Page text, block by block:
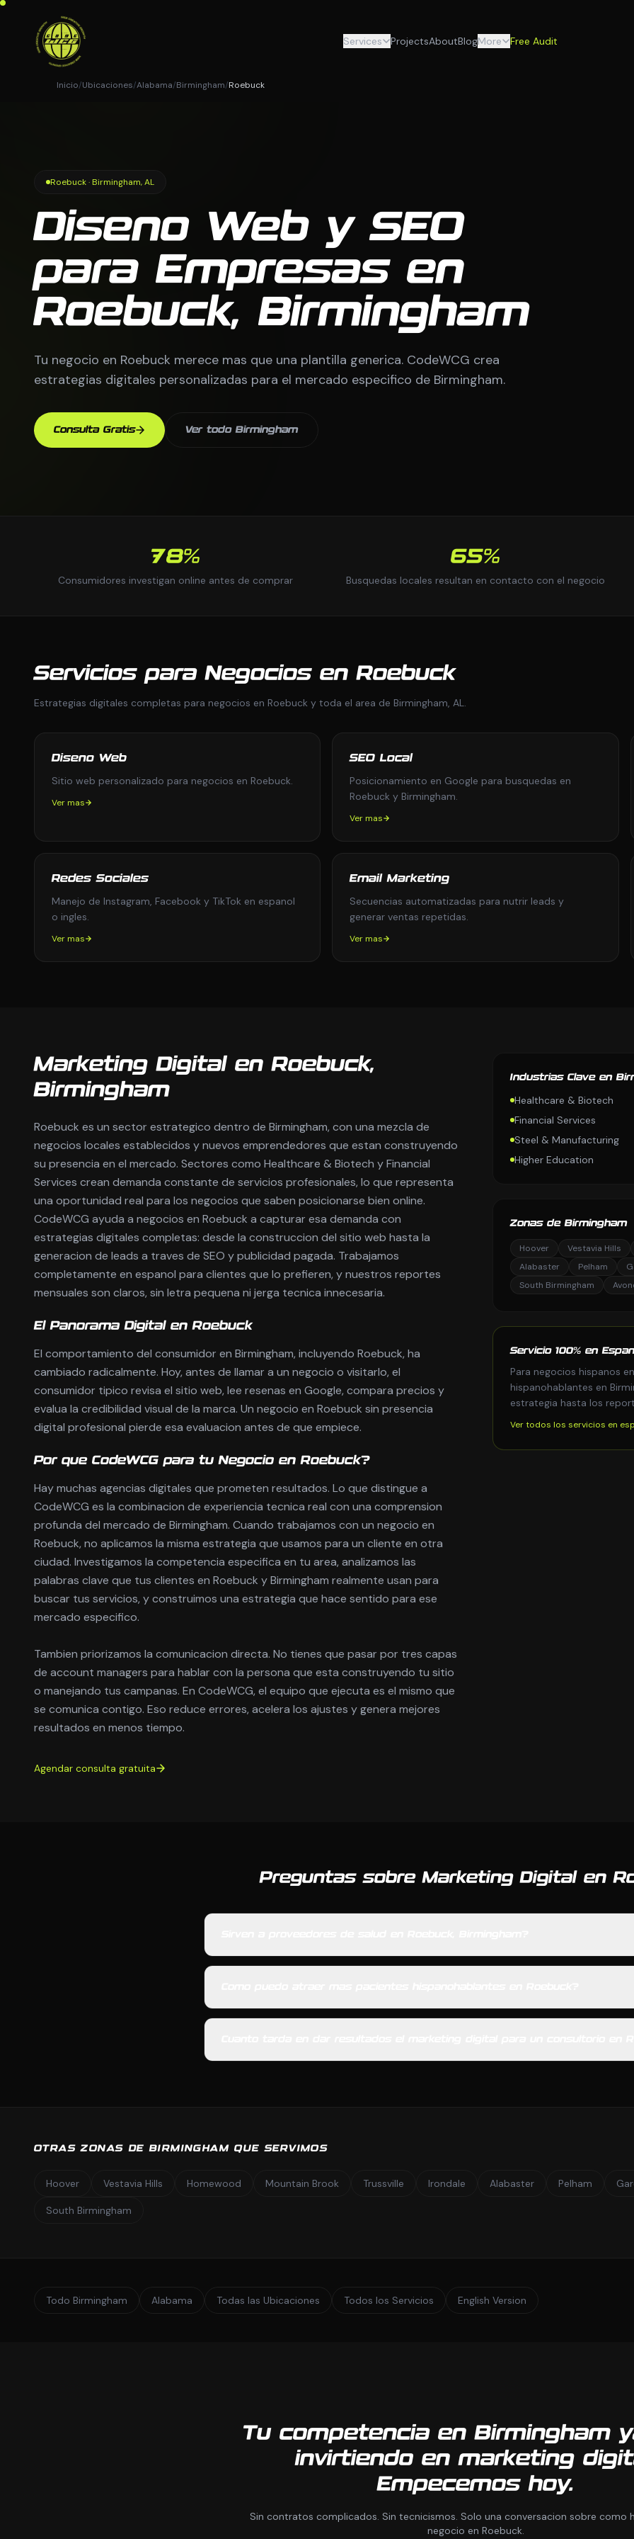
Services ProjectsAboutBlogMore Free Audit
Inicio/Ubicaciones/Alabama/Birmingham/Roebuck
Roebuck · Birmingham, AL
Diseno Web y SEO
para Empresas en
Roebuck, Birmingham
Tu negocio en Roebuck merece mas que una plantilla generica. CodeWCG crea
estrategias digitales personalizadas para el mercado especifico de Birmingham.
Consulta Gratis Ver todo Birmingham
78%
Consumidores investigan online antes de comprar
65%
Busquedas locales resultan en contacto con el negocio
Servicios para Negocios en Roebuck
Estrategias digitales completas para negocios en Roebuck y toda el area de Birmingham, AL.
Diseno Web
Sitio web personalizado para negocios en Roebuck.
Ver mas
SEO Local
Posicionamiento en Google para busquedas en
Roebuck y Birmingham.
Ver mas
Redes Sociales
Manejo de Instagram, Facebook y TikTok en espanol
o ingles.
Ver mas
Email Marketing
Secuencias automatizadas para nutrir leads y
generar ventas repetidas.
Ver mas
Marketing Digital en Roebuck,
Birmingham
Roebuck es un sector estrategico dentro de Birmingham, con una mezcla de
negocios locales establecidos y nuevos emprendedores que estan construyendo
su presencia en el mercado. Sectores como Healthcare & Biotech y Financial
Services crean demanda constante de servicios profesionales, lo que representa
una oportunidad real para los negocios que saben posicionarse bien online.
CodeWCG ayuda a negocios en Roebuck a capturar esa demanda con
estrategias digitales completas: desde la construccion del sitio web hasta la
generacion de leads a traves de SEO y publicidad pagada. Trabajamos
completamente en espanol para clientes que lo prefieren, y nuestros reportes
mensuales son claros, sin letra pequena ni jerga tecnica innecesaria.
El Panorama Digital en Roebuck
El comportamiento del consumidor en Birmingham, incluyendo Roebuck, ha
cambiado radicalmente. Hoy, antes de llamar a un negocio o visitarlo, el
consumidor tipico revisa el sitio web, lee resenas en Google, compara precios y
evalua la credibilidad visual de la marca. Un negocio en Roebuck sin presencia
digital profesional pierde esa evaluacion antes de que empiece.
Por que CodeWCG para tu Negocio en Roebuck?
Hay muchas agencias digitales que prometen resultados. Lo que distingue a
CodeWCG es la combinacion de experiencia tecnica real con una comprension
profunda del mercado de Birmingham. Cuando trabajamos con un negocio en
Roebuck, no aplicamos la misma estrategia que usamos para un cliente en otra
ciudad. Investigamos la competencia especifica en tu area, analizamos las
palabras clave que tus clientes en Roebuck y Birmingham realmente usan para
buscar tus servicios, y construimos una estrategia que hace sentido para ese
mercado especifico.
Tambien priorizamos la comunicacion directa. No tienes que pasar por tres capas
de account managers para hablar con la persona que esta construyendo tu sitio
o manejando tus campanas. En CodeWCG, el equipo que ejecuta es el mismo que
se comunica contigo. Eso reduce errores, acelera los ajustes y genera mejores
resultados en menos tiempo.
Agendar consulta gratuita
Industrias Clave en
Healthcare & Biotech
Financial Services
Steel & Manufacturing
Higher Education
Zonas de Birmingham
Hoover Vestavia Hills
Alabaster
Pelham
South Birmingham
Servicio 100% en
Para negocios hispanos
hispanohablantes en
estrategia hasta los
Ver todos los servicios en
Preguntas sobre Marketing Digital en
OTRAS ZONAS DE BIRMINGHAM QUE SERVIMOS
Hoover Vestavia Hills Homewood Mountain Brook Trussville Irondale Alabaster Pelham
South Birmingham
Todo Birmingham Alabama Todas las Ubicaciones Todos los Servicios English Version
Tu competencia en Birmingham
invirtiendo en marketing
Empecemos hoy.
Sin contratos complicados. Sin tecnicismos. Solo una conversacion sobre como
negocio en Roebuck.